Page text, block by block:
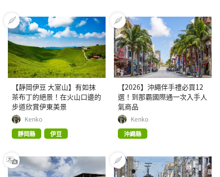
【靜岡伊豆 大室山】有如抹
茶布丁的絕景！在火山口邊的
步道欣賞伊東美景
Kenko
靜岡縣
伊豆
【2026】沖繩伴手禮必買12
選！到那霸國際通一次入手人
氣商品
Kenko
沖繩縣